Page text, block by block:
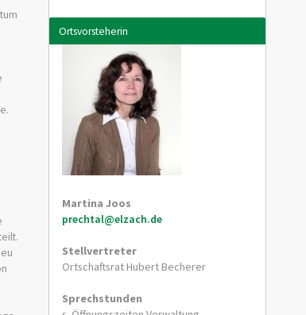
Ortsvorsteherin
Martina Joos
prechtal@elzach.de
Stellvertreter
Ortschaftsrat Hubert Becherer
Sprechstunden